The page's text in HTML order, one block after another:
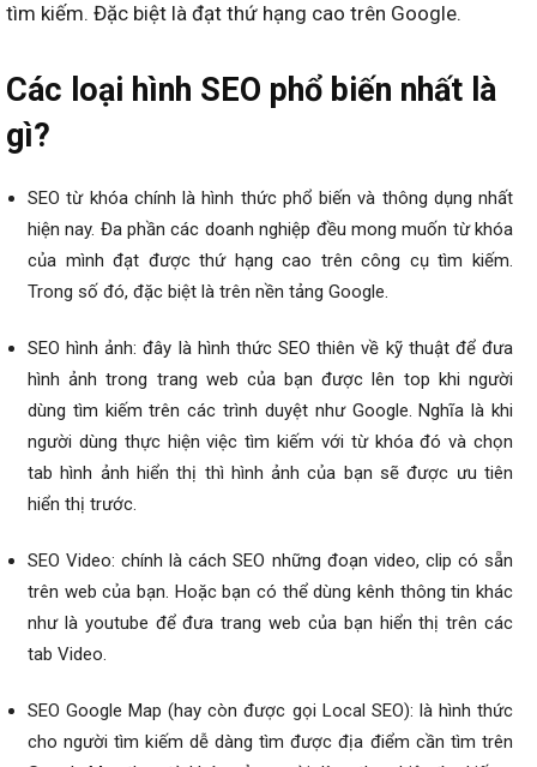
tìm kiếm. Đặc biệt là đạt thứ hạng cao trên Google.
Các loại hình SEO phổ biến nhất là
gì?
SEO từ khóa chính là hình thức phổ biến và thông dụng nhất
hiện nay. Đa phần các doanh nghiệp đều mong muốn từ khóa
của mình đạt được thứ hạng cao trên công cụ tìm kiếm.
Trong số đó, đặc biệt là trên nền tảng Google.
SEO hình ảnh: đây là hình thức SEO thiên về kỹ thuật để đưa
hình ảnh trong trang web của bạn được lên top khi người
dùng tìm kiếm trên các trình duyệt như Google. Nghĩa là khi
người dùng thực hiện việc tìm kiếm với từ khóa đó và chọn
tab hình ảnh hiển thị thì hình ảnh của bạn sẽ được ưu tiên
hiển thị trước.
SEO Video: chính là cách SEO những đoạn video, clip có sẵn
trên web của bạn. Hoặc bạn có thể dùng kênh thông tin khác
như là youtube để đưa trang web của bạn hiển thị trên các
tab Video.
SEO Google Map (hay còn được gọi Local SEO): là hình thức
cho người tìm kiếm dễ dàng tìm được địa điểm cần tìm trên